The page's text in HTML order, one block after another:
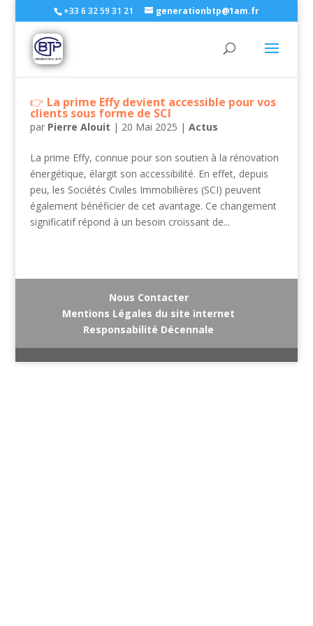
+33 6 32 59 31 21 generationbtp@1am.fr
La prime Effy devient accessible pour vos
clients sous forme de SCI
par Pierre Alouit | 20 Mai 2025 | Actus
La prime Effy, connue pour son soutien à la rénovation
énergétique, élargit son accessibilité. En effet, depuis
peu, les Sociétés Civiles Immobilières (SCI) peuvent
également bénéficier de cet avantage. Ce changement
significatif répond à un besoin croissant de...
Nous Contacter
Mentions Légales du site internet
Responsabilité Décennale